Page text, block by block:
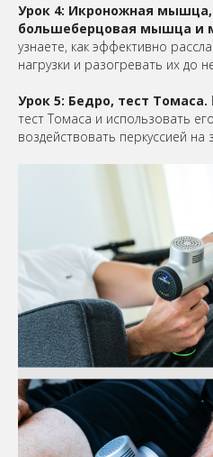
Урок 4: Икроножная
большеберцовая мышца и
узнаете, как эффективно
нагрузки и разогревать их до
Урок 5: Бедро, тест Томаса.
тест Томаса и использовать
воздействовать перкуссией на